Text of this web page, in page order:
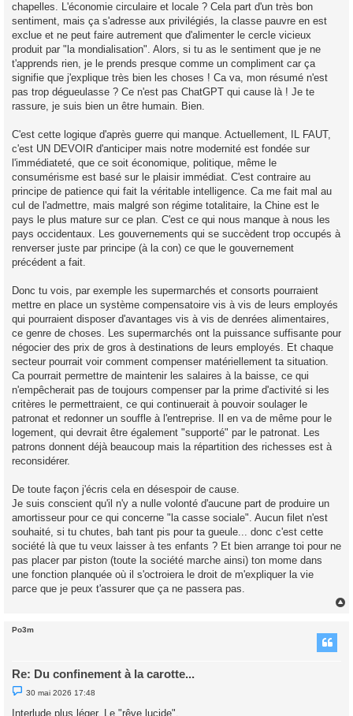
chapelles. L'économie circulaire et locale ? Cela part d'un très bon
sentiment, mais ça s'adresse aux privilégiés, la classe pauvre en est
exclue et ne peut faire autrement que d'alimenter le cercle vicieux
produit par "la mondialisation". Alors, si tu as le sentiment que je ne
t'apprends rien, je le prends presque comme un compliment car ça
signifie que j'explique très bien les choses ! Ca va, mon résumé n'est
pas trop dégueulasse ? Ce n'est pas ChatGPT qui cause là ! Je te
rassure, je suis bien un être humain. Bien.
C'est cette logique d'après guerre qui manque. Actuellement, IL FAUT,
c'est UN DEVOIR d'anticiper mais notre modernité est fondée sur
l'immédiateté, que ce soit économique, politique, même le
consumérisme est basé sur le plaisir immédiat. C'est contraire au
principe de patience qui fait la véritable intelligence. Ca me fait mal au
cul de l'admettre, mais malgré son régime totalitaire, la Chine est le
pays le plus mature sur ce plan. C'est ce qui nous manque à nous les
pays occidentaux. Les gouvernements qui se succèdent trop occupés à
renverser juste par principe (à la con) ce que le gouvernement
précédent a fait.
Donc tu vois, par exemple les supermarchés et consorts pourraient
mettre en place un système compensatoire vis à vis de leurs employés
qui pourraient disposer d'avantages vis à vis de denrées alimentaires,
ce genre de choses. Les supermarchés ont la puissance suffisante pour
négocier des prix de gros à destinations de leurs employés. Et chaque
secteur pourrait voir comment compenser matériellement ta situation.
Ca pourrait permettre de maintenir les salaires à la baisse, ce qui
n'empêcherait pas de toujours compenser par la prime d'activité si les
critères le permettraient, ce qui continuerait à pouvoir soulager le
patronat et redonner un souffle à l'entreprise. Il en va de même pour le
logement, qui devrait être également "supporté" par le patronat. Les
patrons donnent déjà beaucoup mais la répartition des richesses est à
reconsidérer.
De toute façon j'écris cela en désespoir de cause.
Je suis conscient qu'il n'y a nulle volonté d'aucune part de produire un
amortisseur pour ce qui concerne "la casse sociale". Aucun filet n'est
souhaité, si tu chutes, bah tant pis pour ta gueule... donc c'est cette
société là que tu veux laisser à tes enfants ? Et bien arrange toi pour ne
pas placer par piston (toute la société marche ainsi) ton mome dans
une fonction planquée où il s'octroiera le droit de m'expliquer la vie
parce que je peux t'assurer que ça ne passera pas.
Po3m
Re: Du confinement à la carotte...
M
e
30 mai 2026 17:48
Interlude plus léger. Le "rêve lucide".